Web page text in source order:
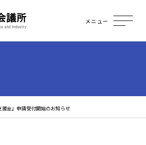
メニュー
援金』申請受付開始のお知らせ